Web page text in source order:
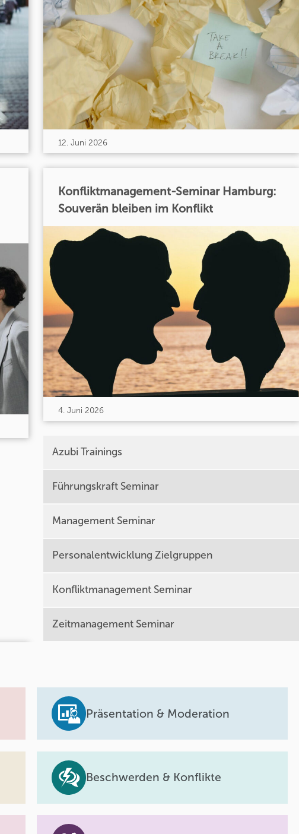
12. Juni 2026
Konfliktmanagement-Seminar Hamburg:
Souverän bleiben im Konflikt
4. Juni 2026
Azubi Trainings
Führungskraft Seminar
Management Seminar
Personalentwicklung Zielgruppen
Konfliktmanagement Seminar
Zeitmanagement Seminar
Präsentation & Moderation
Beschwerden & Konflikte